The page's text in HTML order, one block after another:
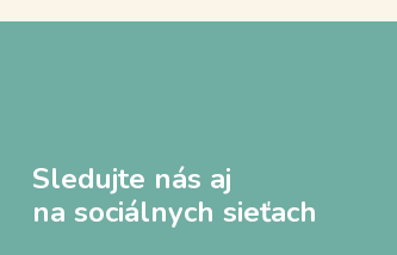
Sledujte nás aj
na sociálnych sieťach